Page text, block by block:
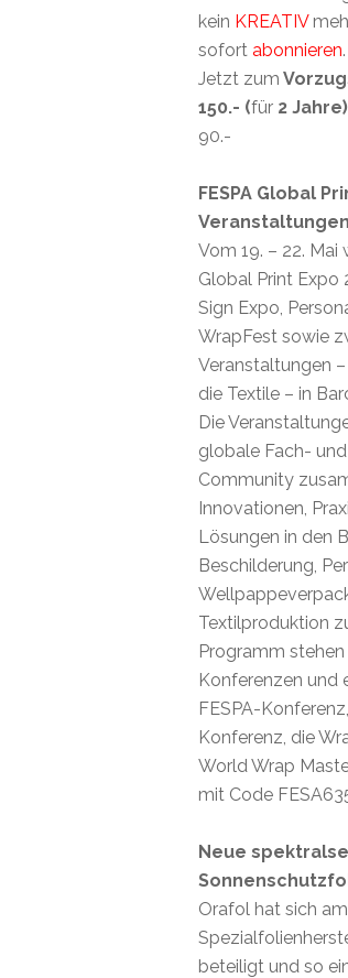
kein KREATIV
sofort abonnieren.
Jetzt zum
150.- (für 2
90.-
FESPA Global
Veranstaltungen
Vom 19. – 22. Mai
Global Print Expo
Sign Expo,
WrapFest sowie
Veranstaltungen
die Textile – in
Die
globale Fach-
Community
Innovationen,
Lösungen in den
Beschilderung,
Textilproduktion
Programm
Konferenzen und
FESPA-
Konferenz, die
World Wrap
mit Code
Neue
Orafol hat sich am
beteiligt und so